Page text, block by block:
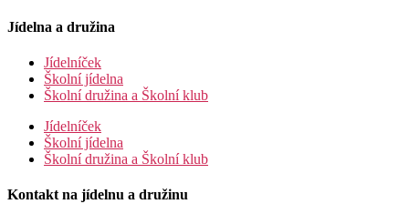
Jídelna a družina
Jídelníček
Školní jídelna
Školní družina a Školní klub
Jídelníček
Školní jídelna
Školní družina a Školní klub
Kontakt na jídelnu a družinu